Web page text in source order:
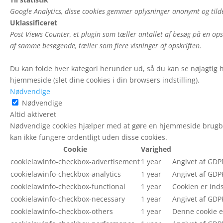
Google Analytics, disse cookies gemmer oplysninger anonymt og
Uklassificeret
Post Views Counter, et plugin som tæller antallet af besøg på en
af samme besøgende, tæller som flere visninger af opskriften.
Du kan folde hver kategori herunder ud, så du kan se
hjemmeside (slet dine cookies i din browsers indstilling).
Nødvendige
Nødvendige
Altid aktiveret
Nødvendige cookies hjælper med at gøre en hjemmeside
kan ikke fungere ordentligt uden disse cookies.
Cookie
Varighed
cookielawinfo-checkbox-advertisement1 year
Angivet af
cookielawinfo-checkbox-analytics
1 year
Angivet af
cookielawinfo-checkbox-functional
1 year
Cookien er
cookielawinfo-checkbox-necessary
1 year
Angivet af
cookielawinfo-checkbox-others
1 year
Denne cookie